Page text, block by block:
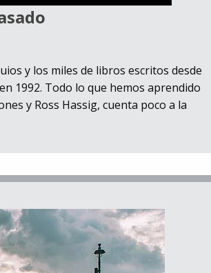
y los miles de libros escritos desde
1992. Todo lo que hemos aprendido
y Ross Hassig, cuenta poco a la